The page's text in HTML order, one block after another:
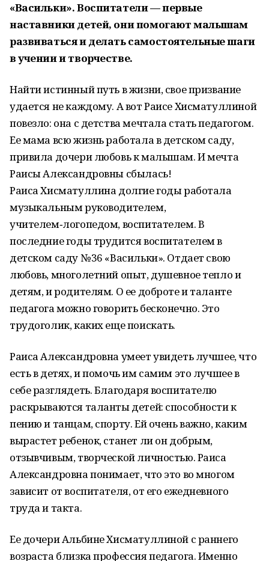
«Васильки». Воспитатели — первые
наставники детей, они помогают малышам
развиваться и делать самостоятельные шаги
в учении и творчестве.
Найти истинный путь в жизни, свое призвание
удается не каждому. А вот Раисе Хисматуллиной
повезло: она с детства мечтала стать педагогом.
Ее мама всю жизнь работала в детском саду,
привила дочери любовь к малышам. И мечта
Раисы Александровны сбылась!
Раиса Хисматуллина долгие годы работала
музыкальным руководителем,
учителем‑логопедом, воспитателем. В
последние годы трудится воспитателем в
детском саду № 36 «Васильки». Отдает свою
любовь, многолетний опыт, душевное тепло и
детям, и родителям. О ее доброте и таланте
педагога можно говорить бесконечно. Это
трудоголик, каких еще поискать.
Раиса Александровна умеет увидеть лучшее, что
есть в детях, и помочь им самим это лучшее в
себе разглядеть. Благодаря воспитателю
раскрываются таланты детей: способности к
пению и танцам, спорту. Ей очень важно, каким
вырастет ребенок, станет ли он добрым,
отзывчивым, творческой личностью. Раиса
Александровна понимает, что это во многом
зависит от воспитателя, от его ежедневного
труда и такта.
Ее дочери Альбине Хисматуллиной с раннего
возраста близка профессия педагога. Именно